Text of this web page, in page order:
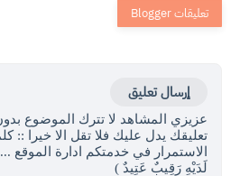
إرسال تعليق
عزيزي المشاهد لا تترك الموضوع
تعليقك يدل عليك فلا تقل الا خيرا ::
الاستمرار في خدمتكم ادارة الموقع
لَدَيْهِ رَقِيبٌ عَتِيدٌ )